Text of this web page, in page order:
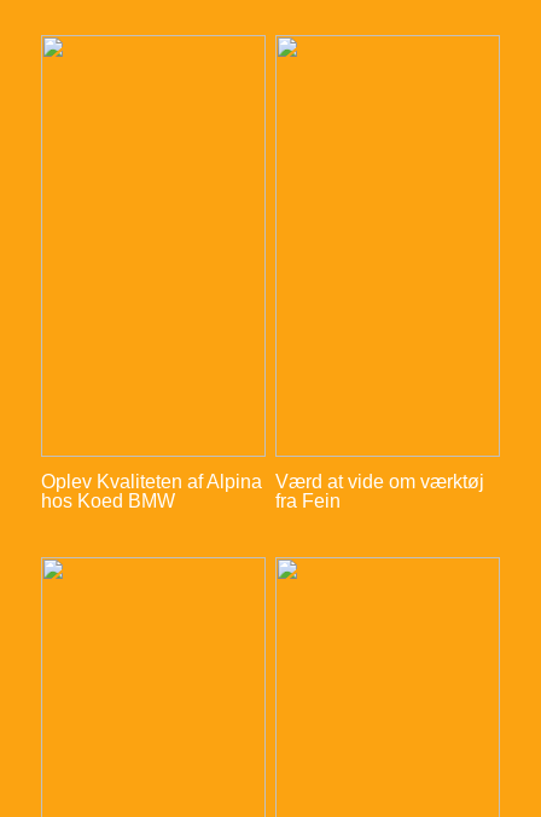
Oplev Kvaliteten af Alpina
hos Koed BMW
Værd at vide om værktøj
fra Fein